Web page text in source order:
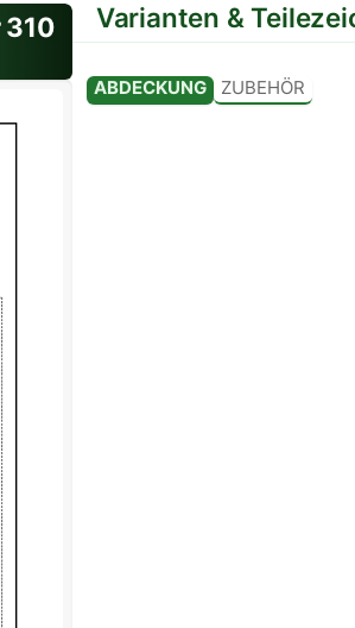
Varianten &
ABDECKUNG ZUBEHÖR